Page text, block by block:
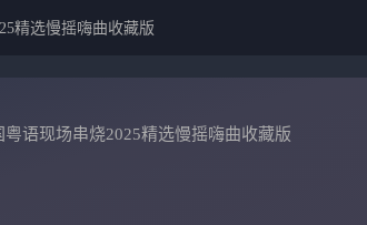
精选慢摇嗨曲收藏版
粤语现场串烧2025精选慢摇嗨曲收藏版